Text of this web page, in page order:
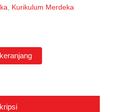
Kurikulum Merdeka